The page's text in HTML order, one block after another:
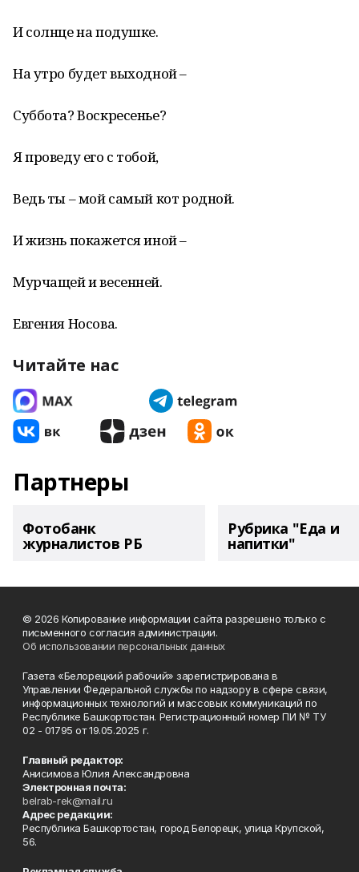
И солнце на подушке.
На утро будет выходной –
Суббота? Воскресенье?
Я проведу его с тобой,
Ведь ты – мой самый кот родной.
И жизнь покажется иной –
Мурчащей и весенней.
Евгения Носова.
Читайте нас
Партнеры
Фотобанк
журналистов РБ
Рубрика "Еда и
напитки"
© 2026 Копирование информации сайта разрешено только с
письменного согласия администрации.
Об использовании персональных данных
Газета «Белорецкий рабочий» зарегистрирована в
Управлении Федеральной службы по надзору в сфере связи,
информационных технологий и массовых коммуникаций по
Республике Башкортостан. Регистрационный номер ПИ № ТУ
02 - 01795 от 19.05.2025 г.
Главный редактор:
Анисимова Юлия Александровна
Электронная почта:
belrab-rek@mail.ru
Адрес редакции:
Республика Башкортостан, город Белорецк, улица Крупской,
56.